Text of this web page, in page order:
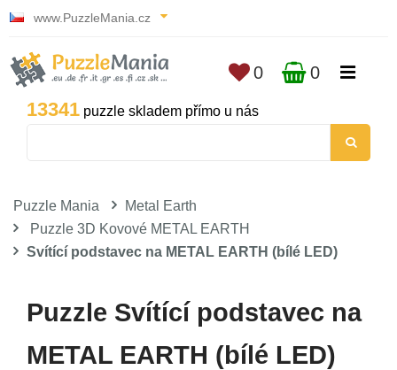
www.PuzzleMania.cz
13341 puzzle skladem přímo u nás
0 0
Puzzle Mania
Metal Earth
Puzzle 3D Kovové METAL EARTH
Svítící podstavec na METAL EARTH (bílé LED)
Puzzle Svítící podstavec na
METAL EARTH (bílé LED)